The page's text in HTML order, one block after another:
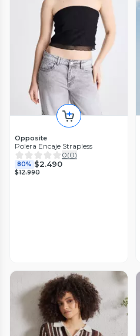
Opposite
Polera Encaje Strapless
0(0)
80% $2.490
$12.990